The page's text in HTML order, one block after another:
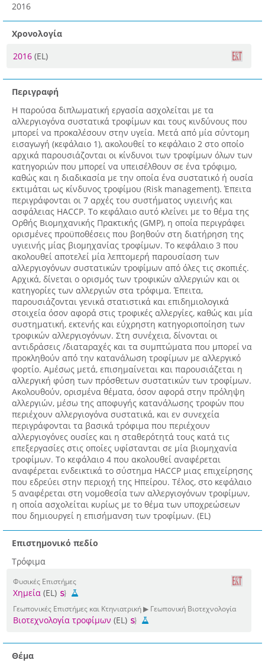
2016
Χρονολογία
2016 (EL)
Περιγραφή
Η παρούσα διπλωματική εργασία ασχολείται με τα
αλλεργιογόνα συστατικά τροφίμων και τους κινδύνους που
μπορεί να προκαλέσουν στην υγεία. Μετά από μία σύντομη
εισαγωγή (κεφάλαιο 1), ακολουθεί το κεφάλαιο 2 στο οποίο
αρχικά παρουσιάζονται οι κίνδυνοι των τροφίμων όλων των
κατηγοριών που μπορεί να υπεισέλθουν σε ένα τρόφιμο,
καθώς και η διαδικασία με την οποία ένα συστατικό ή ουσία
εκτιμάται ως κίνδυνος τροφίμου (Risk management). Έπειτα
περιγράφονται οι 7 αρχές του συστήματος υγιεινής και
ασφάλειας ΗΑCCP. Το κεφάλαιο αυτό κλείνει με το θέμα της
Ορθής Βιομηχανικής Πρακτικής (GΜΡ), η οποία περιγράφει
ορισμένες προϋποθέσεις που βοηθούν στη διατήρηση της
υγιεινής μίας βιομηχανίας τροφίμων. Το κεφάλαιο 3 που
ακολουθεί αποτελεί μία λεπτομερή παρουσίαση των
αλλεργιογόνων συστατικών τροφίμων από όλες τις σκοπιές.
Αρχικά, δίνεται ο ορισμός των τροφικών αλλεργιών και οι
κατηγορίες των αλλεργιών στα τρόφιμα. Έπειτα,
παρουσιάζονται γενικά στατιστικά και επιδημιολογικά
στοιχεία όσον αφορά στις τροφικές αλλεργίες, καθώς και μία
συστηματική, εκτενής και εύχρηστη κατηγοριοποίηση των
τροφικών αλλεργιογόνων. Στη συνέχεια, δίνονται οι
αντιδράσεις /διαταραχές και τα συμπτώματα που μπορεί να
προκληθούν από την κατανάλωση τροφίμων με αλλεργικό
φορτίο. Αμέσως μετά, επισημαίνεται και παρουσιάζεται η
αλλεργική φύση των πρόσθετων συστατικών των τροφίμων.
Ακολουθούν, ορισμένα θέματα, όσον αφορά στην πρόληψη
αλλεργιών, μέσω της αποφυγής κατανάλωσης τροφών που
περιέχουν αλλεργιογόνα συστατικά, και εν συνεχεία
περιγράφονται τα βασικά τρόφιμα που περιέχουν
αλλεργιογόνες ουσίες και η σταθερότητά τους κατά τις
επεξεργασίες στις οποίες υφίστανται σε μία βιομηχανία
τροφίμων. Το κεφάλαιο 4 που ακολουθεί αναφέρεται
αναφέρεται ενδεικτικά το σύστημα HACCP μιας επιχείρησης
που εδρεύει στην περιοχή της Ηπείρου. Τέλος, στο κεφάλαιο
5 αναφέρεται στη νομοθεσία των αλλεργιογόνων τροφίμων,
η οποία ασχολείται κυρίως με το θέμα των υποχρεώσεων
που δημιουργεί η επισήμανση των τροφίμων. (EL)
Επιστημονικό πεδίο
Τρόφιμα
Φυσικές Επιστήμες
Χημεία (EL)
Γεωπονικές Επιστήμες και Κτηνιατρική ▶ Γεωπονική Βιοτεχνολογία
Βιοτεχνολογία τροφίμων (EL)
Θέμα